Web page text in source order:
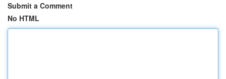
Submit a Comment
No HTML